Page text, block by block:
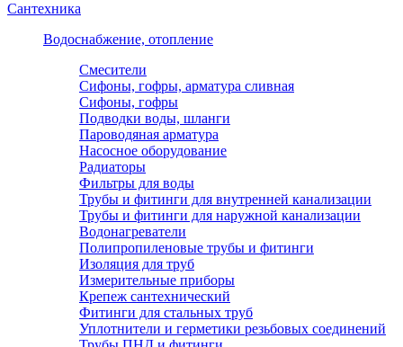
Сантехника
Водоснабжение, отопление
Смесители
Сифоны, гофры, арматура сливная
Сифоны, гофры
Подводки воды, шланги
Пароводяная арматура
Насосное оборудование
Радиаторы
Фильтры для воды
Трубы и фитинги для внутренней канализации
Трубы и фитинги для наружной канализации
Водонагреватели
Полипропиленовые трубы и фитинги
Изоляция для труб
Измерительные приборы
Крепеж сантехнический
Фитинги для стальных труб
Уплотнители и герметики резьбовых соединений